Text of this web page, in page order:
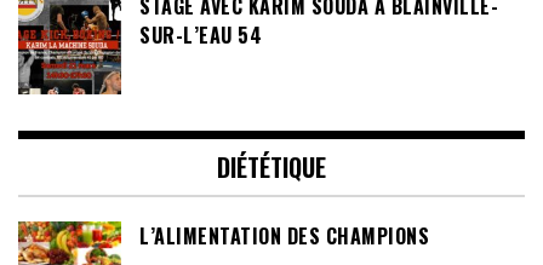
STAGE AVEC KARIM SOUDA À BLAINVILLE-
SUR-L’EAU 54
DIÉTÉTIQUE
L’ALIMENTATION DES CHAMPIONS